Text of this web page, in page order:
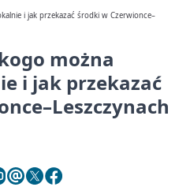
i jak przekazać środki w Czerwionce–
można
i jak przekazać